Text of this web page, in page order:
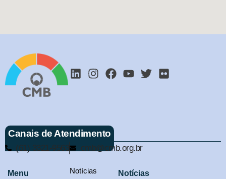
Canais de Atendimento
(61) 3321-9563 cmb@cmb.org.br
Menu
Notícias
Notícias